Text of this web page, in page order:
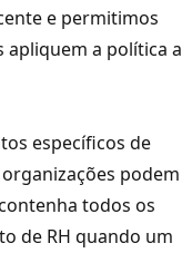
e permitimos
a política a
específicos de
podem
todos os
de RH quando um